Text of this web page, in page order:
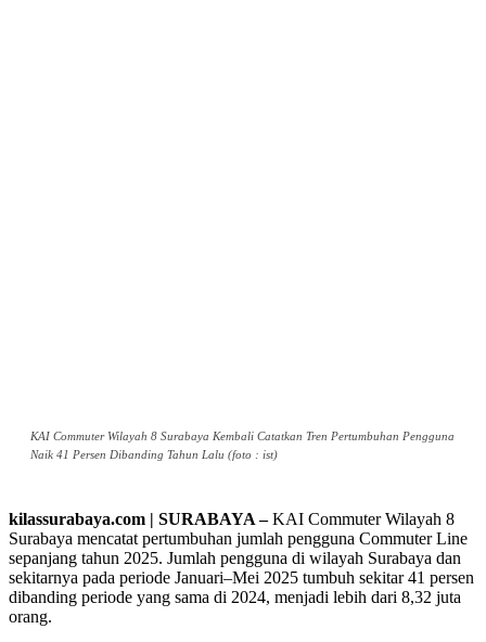
KAI Commuter Wilayah 8 Surabaya Kembali Catatkan Tren Pertumbuhan Pengguna
Naik 41 Persen Dibanding Tahun Lalu (foto : ist)
kilassurabaya.com | SURABAYA –KAI Commuter Wilayah 8
Surabaya mencatat pertumbuhan jumlah pengguna Commuter Line
sepanjang tahun 2025. Jumlah pengguna di wilayah Surabaya dan
sekitarnya pada periode Januari–Mei 2025 tumbuh sekitar 41 persen
dibanding periode yang sama di 2024, menjadi lebih dari 8,32 juta
orang.